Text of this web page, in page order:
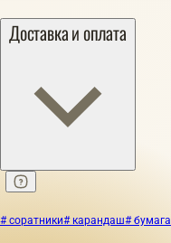
Доставка и оплата
# соратники# карандаш# бумага